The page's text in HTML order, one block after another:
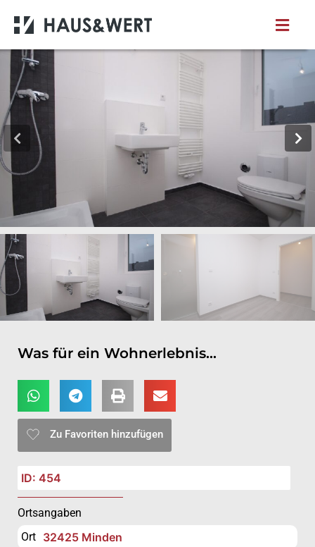
Was für ein Wohnerlebnis…
Zu Favoriten hinzufügen
ID: 454
Ortsangaben
Ort 32425 Minden